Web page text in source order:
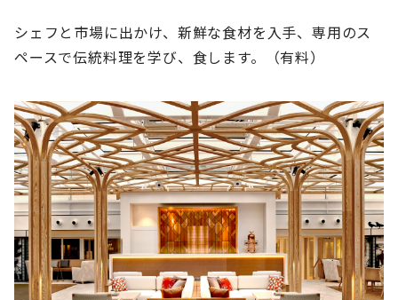
シェフと市場に出かけ、新鮮な食材を入手、専用のス
ペースで伝統料理を学び、食します。（有料）